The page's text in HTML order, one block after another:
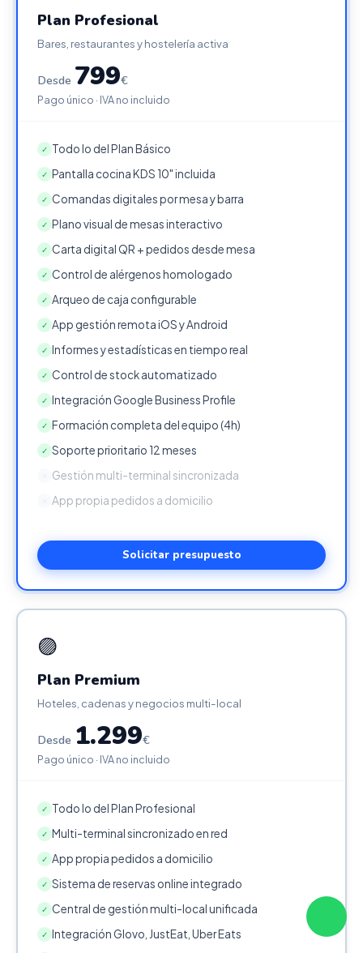
Plan Profesional
Bares, restaurantes y hostelería activa
Desde 799€
Pago único · IVA no incluido
✓ Todo lo del Plan Básico
✓ Pantalla cocina KDS 10" incluida
✓ Comandas digitales por mesa y barra
✓ Plano visual de mesas interactivo
✓ Carta digital QR + pedidos desde mesa
✓ Control de alérgenos homologado
✓ Arqueo de caja configurable
✓ App gestión remota iOS y Android
✓ Informes y estadísticas en tiempo real
✓ Control de stock automatizado
✓ Integración Google Business Profile
✓ Formación completa del equipo (4h)
✓ Soporte prioritario 12 meses
Gestión multi-terminal sincronizada
App propia pedidos a domicilio
Solicitar presupuesto
🟣
Plan Premium
Hoteles, cadenas y negocios multi-local
Desde 1.299€
Pago único · IVA no incluido
✓ Todo lo del Plan Profesional
✓ Multi-terminal sincronizado en red
✓ App propia pedidos a domicilio
✓ Sistema de reservas online integrado
✓ Central de gestión multi-local unificada
✓ Integración Glovo, JustEat, Uber Eats